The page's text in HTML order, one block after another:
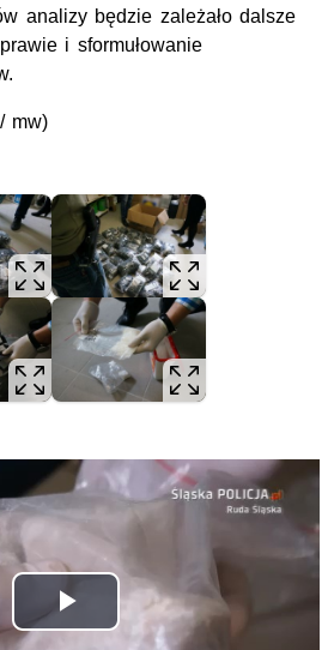
analizy będzie zależało dalsze
i sformułowanie
mw)
Odtwórz